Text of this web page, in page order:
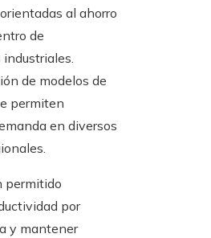
al ahorro
de
de modelos de
permiten
en diversos
permitido
por
y mantener